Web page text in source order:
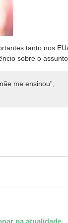
tanto nos
sobre o assunto.
me ensinou”,
na atualidade